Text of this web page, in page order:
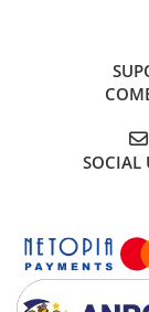
SOCIAL